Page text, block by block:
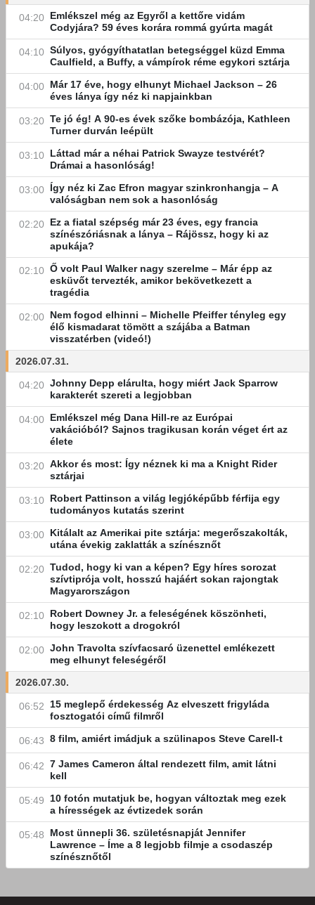
04:20 Emlékszel még az Egyről a kettőre vidám
Codyjára? 59 éves korára rommá gyúrta magát
04:10 Súlyos, gyógyíthatatlan betegséggel küzd Emma
Caulfield, a Buffy, a vámpírok réme egykori sztárja
04:00 Már 17 éve, hogy elhunyt Michael Jackson – 26
éves lánya így néz ki napjainkban
03:20 Te jó ég! A 90-es évek szőke bombázója, Kathleen
Turner durván leépült
03:10 Láttad már a néhai Patrick Swayze testvérét?
Drámai a hasonlóság!
03:00 Így néz ki Zac Efron magyar szinkronhangja – A
valóságban nem sok a hasonlóság
02:20 Ez a fiatal szépség már 23 éves, egy francia
színészóriásnak a lánya – Rájössz, hogy ki az
apukája?
02:10 Ő volt Paul Walker nagy szerelme – Már épp az
esküvőt tervezték, amikor bekövetkezett a
tragédia
02:00 Nem fogod elhinni – Michelle Pfeiffer tényleg egy
élő kismadarat tömött a szájába a Batman
visszatérben (videó!)
2026.07.31.
04:20 Johnny Depp elárulta, hogy miért Jack Sparrow
karakterét szereti a legjobban
04:00 Emlékszel még Dana Hill-re az Európai
vakációból? Sajnos tragikusan korán véget ért az
élete
03:20 Akkor és most: Így néznek ki ma a Knight Rider
sztárjai
03:10 Robert Pattinson a világ legjóképűbb férfija egy
tudományos kutatás szerint
03:00 Kitálalt az Amerikai pite sztárja: megerőszakolták,
utána évekig zaklatták a színésznőt
02:20 Tudod, hogy ki van a képen? Egy híres sorozat
szívtiprója volt, hosszú hajáért sokan rajongtak
Magyarországon
02:10 Robert Downey Jr. a feleségének köszönheti,
hogy leszokott a drogokról
02:00 John Travolta szívfacsaró üzenettel emlékezett
meg elhunyt feleségéről
2026.07.30.
06:52
15 meglepő érdekesség Az elveszett frigyláda
fosztogatói című filmről
06:43 8 film, amiért imádjuk a szülinapos Steve Carell-t
06:42 7 James Cameron által rendezett film, amit látni
kell
05:49
10 fotón mutatjuk be, hogyan változtak meg ezek
a hírességek az évtizedek során
05:48
Most ünnepli 36. születésnapját Jennifer
Lawrence – Íme a 8 legjobb filmje a csodaszép
színésznőtől